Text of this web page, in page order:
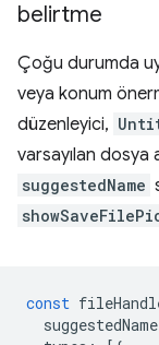
belirtme
Çoğu durumda
veya konum
düzenleyici,
varsayılan dosya
suggestedName
const
suggestedName